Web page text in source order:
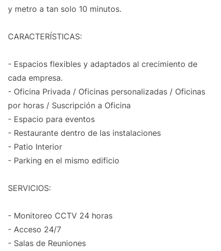
y metro a tan solo 10 minutos.
CARACTERÍSTICAS:
- Espacios flexibles y adaptados al crecimiento de
cada empresa.
- Oficina Privada / Oficinas personalizadas / Oficinas
por horas / Suscripción a Oficina
- Espacio para eventos
- Restaurante dentro de las instalaciones
- Patio Interior
- Parking en el mismo edificio
SERVICIOS:
- Monitoreo CCTV 24 horas
- Acceso 24/7
- Salas de Reuniones